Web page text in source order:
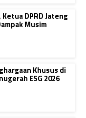
DPRD Jateng
Musim
Khusus di
ESG 2026